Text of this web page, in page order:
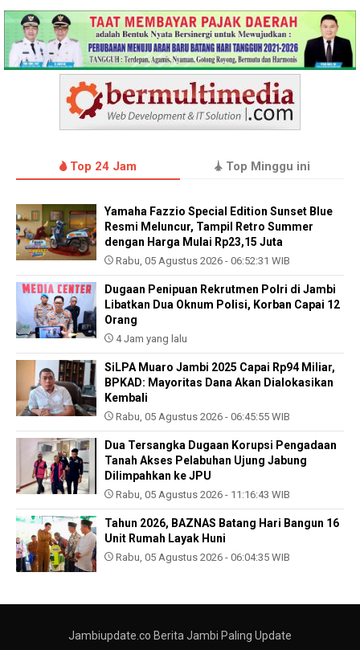
Top 24 Jam Top Minggu ini
Yamaha Fazzio Special Edition Sunset Blue
Resmi Meluncur, Tampil Retro Summer
dengan Harga Mulai Rp23,15 Juta
Rabu, 05 Agustus 2026 - 06:52:31 WIB
Dugaan Penipuan Rekrutmen Polri di Jambi
Libatkan Dua Oknum Polisi, Korban Capai 12
Orang
4 Jam yang lalu
SiLPA Muaro Jambi 2025 Capai Rp94 Miliar,
BPKAD: Mayoritas Dana Akan Dialokasikan
Kembali
Rabu, 05 Agustus 2026 - 06:45:55 WIB
Dua Tersangka Dugaan Korupsi Pengadaan
Tanah Akses Pelabuhan Ujung Jabung
Dilimpahkan ke JPU
Rabu, 05 Agustus 2026 - 11:16:43 WIB
Tahun 2026, BAZNAS Batang Hari Bangun 16
Unit Rumah Layak Huni
Rabu, 05 Agustus 2026 - 06:04:35 WIB
Jambiupdate.co Berita Jambi Paling Update